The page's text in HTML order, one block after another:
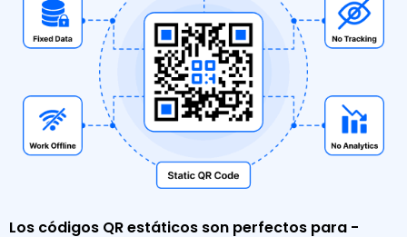
Los códigos QR estáticos son perfectos para -